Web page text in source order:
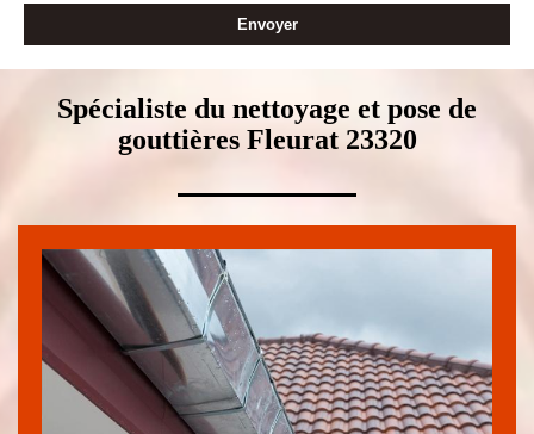
Spécialiste du nettoyage et pose de
gouttières Fleurat 23320